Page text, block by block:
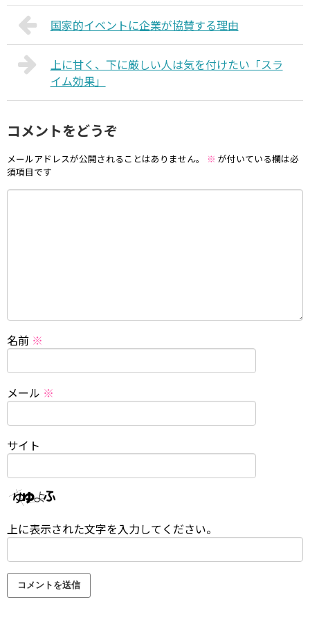
国家的イベントに企業が協賛する理由
上に甘く、下に厳しい人は気を付けたい「スラ
イム効果」
コメントをどうぞ
メールアドレスが公開されることはありません。 ※ が付いている欄は必
須項目です
名前 ※
メール ※
サイト
上に表示された文字を入力してください。